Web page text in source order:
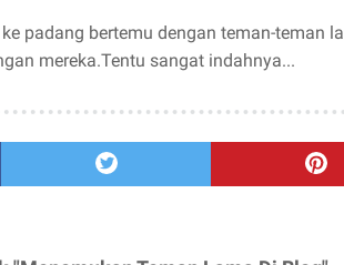
padang bertemu dengan teman-teman
mereka.Tentu sangat indahnya...